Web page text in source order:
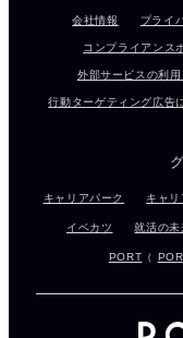
会社情報 プライ
コンプライアンス
外部サービスの利
行動ターゲティング広告